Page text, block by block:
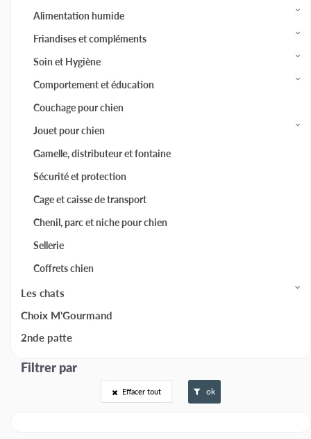
Alimentation humide
Friandises et compléments
Soin et Hygiène
Comportement et éducation
Couchage pour chien
Jouet pour chien
Gamelle, distributeur et fontaine
Sécurité et protection
Cage et caisse de transport
Chenil, parc et niche pour chien
Sellerie
Coffrets chien
Les chats
Choix M'Gourmand
2nde patte
Effacer tout ok